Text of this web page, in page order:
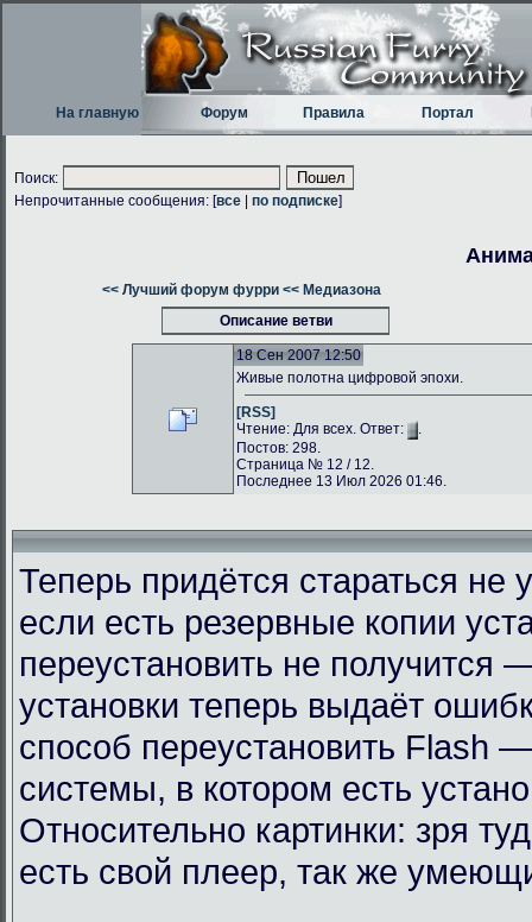
На главную Форум Правила Портал
Поиск:
Непрочитанные сообщения: [все по подписке]
<< Лучший форум фурри << Медиазона
Описание ветви
18 Сен 2007 12:50
Живые полотна цифровой эпохи.
[RSS]
Чтение: Для всех. Ответ:
.
Постов: 298.
Страница № 12 / 12.
Последнее 13 Июл 2026 01:46.
Теперь придётся стараться
если есть резервные копии
переустановить не получится
установки теперь выдаёт
способ переустановить Flash
системы, в котором есть
Относительно картинки: зря
есть свой плеер, так же